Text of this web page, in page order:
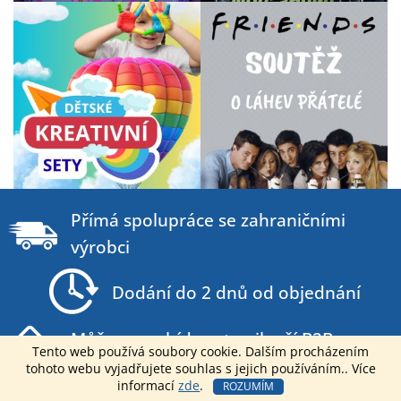
Tento web používá soubory cookie. Dalším procházením
tohoto webu vyjadřujete souhlas s jejich používáním.. Více
informacízde. ROZUMÍM
p
Přímá spolupráce se zahraničními
výrobci
Dodání do 2 dnů od objednání
Můžeme nabídnout nejlepší B2B ceny na
trhu